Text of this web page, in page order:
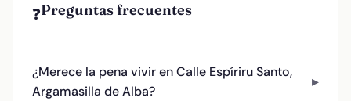
❓Preguntas frecuentes
¿Merece la pena vivir en Calle Espíriru Santo,
Argamasilla de Alba?